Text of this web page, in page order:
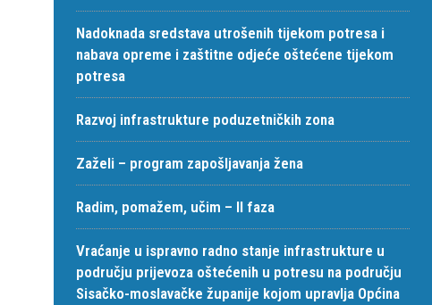
Nadoknada sredstava utrošenih tijekom potresa i
nabava opreme i zaštitne odjeće oštećene tijekom
potresa
Razvoj infrastrukture poduzetničkih zona
Zaželi – program zapošljavanja žena
Radim, pomažem, učim – II faza
Vraćanje u ispravno radno stanje infrastrukture u
području prijevoza oštećenih u potresu na području
Sisačko-moslavačke županije kojom upravlja Općina